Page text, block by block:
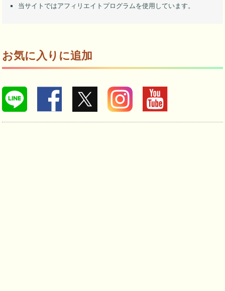
当サイトではアフィリエイトプログラムを使用しています。
お気に入りに追加